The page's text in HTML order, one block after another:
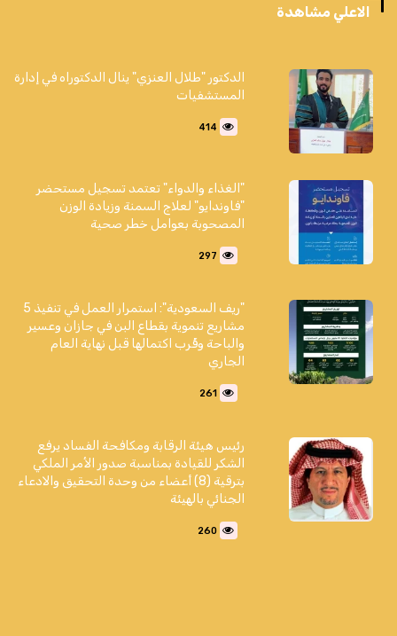
الاعلي مشاهدة
الدكتور "طلال العنزي" ينال الدكتوراه في إدارة
المستشفيات
414
"الغذاء والدواء" تعتمد تسجيل مستحضر
"فاوندايو" لعلاج السمنة وزيادة الوزن
المصحوبة بعوامل خطر صحية
297
"ريف السعودية": استمرار العمل في تنفيذ 5
مشاريع تنموية بقطاع البن في جازان وعسير
والباحة وقُرب اكتمالها قبل نهاية العام
الجاري
261
رئيس هيئة الرقابة ومكافحة الفساد يرفع
الشكر للقيادة بمناسبة صدور الأمر الملكي
بترقية (8) أعضاء من وحدة التحقيق والادعاء
الجنائي بالهيئة
260